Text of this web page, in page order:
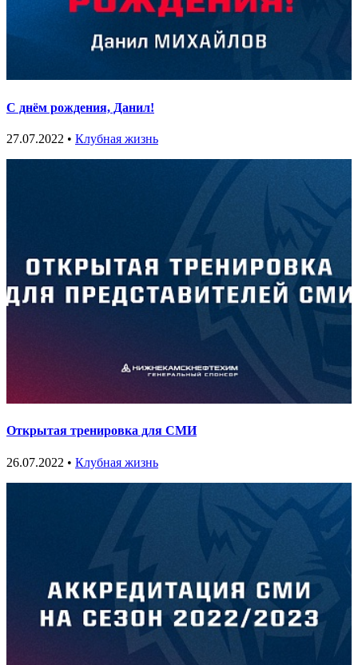
С днём рождения, Данил!
27.07.2022 • Клубная жизнь
Открытая тренировка для СМИ
26.07.2022 • Клубная жизнь